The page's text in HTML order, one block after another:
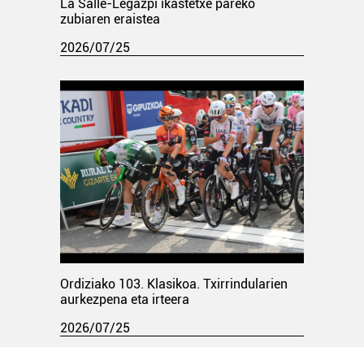
La Salle-Legazpi ikastetxe pareko
zubiaren eraistea
2026/07/25
Ordiziako 103. Klasikoa. Txirrindularien
aurkezpena eta irteera
2026/07/25